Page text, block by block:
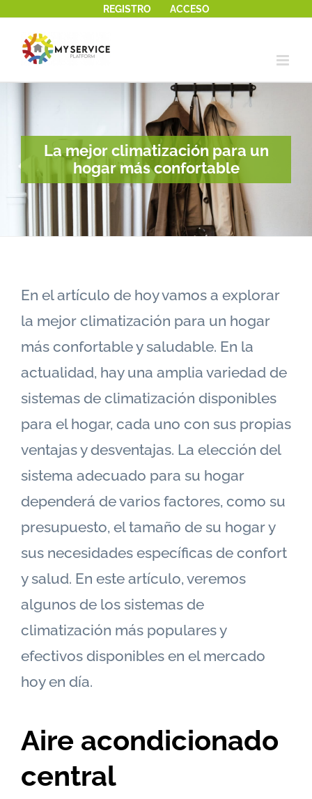
contenido
REGISTRO ACCESO
La mejor climatización para un
hogar más confortable
En el artículo de hoy vamos a explorar
la mejor climatización para un hogar
más confortable y saludable. En la
actualidad, hay una amplia variedad de
sistemas de climatización disponibles
para el hogar, cada uno con sus propias
ventajas y desventajas. La elección del
sistema adecuado para su hogar
dependerá de varios factores, como su
presupuesto, el tamaño de su hogar y
sus necesidades específicas de confort
y salud. En este artículo, veremos
algunos de los sistemas de
climatización más populares y
efectivos disponibles en el mercado
hoy en día.
Aire acondicionado
central